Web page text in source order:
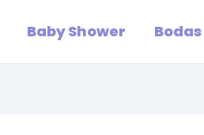
Baby Shower Bodas